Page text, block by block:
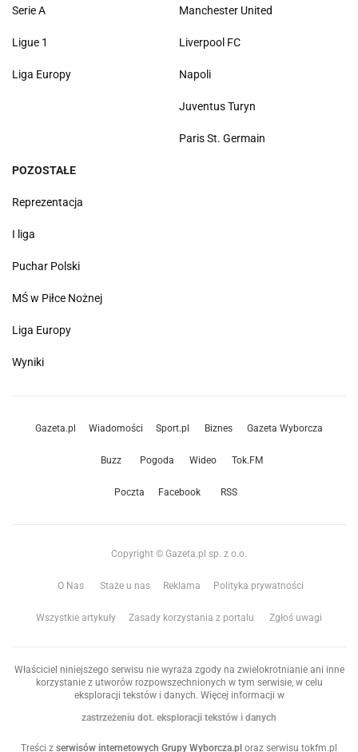
Serie A
Ligue 1
Liga Europy
Manchester United
Liverpool FC
Napoli
Juventus Turyn
Paris St. Germain
POZOSTAŁE
Reprezentacja
I liga
Puchar Polski
MŚ w Piłce Nożnej
Liga Europy
Wyniki
Gazeta.pl Wiadomości Sport.pl Biznes Gazeta Wyborcza
Buzz Pogoda Wideo Tok.FM
Poczta Facebook RSS
Copyright © Gazeta.pl sp. z o.o.
O Nas Staże u nas Reklama Polityka prywatności
Wszystkie artykuły Zasady korzystania z portalu Zgłoś uwagi
Właściciel niniejszego serwisu nie wyraża zgody na zwielokrotnianie ani inne
korzystanie z utworów rozpowszechnionych w tym serwisie, w celu
eksploracji tekstów i danych. Więcej informacji w
zastrzeżeniu dot. eksploracji tekstów i danych
Treści z serwisów internetowych Grupy Wyborcza.pl oraz serwisu tokfm.pl